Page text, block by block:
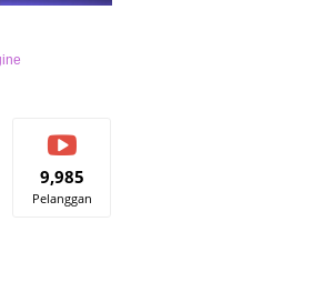
9,985
Pelanggan